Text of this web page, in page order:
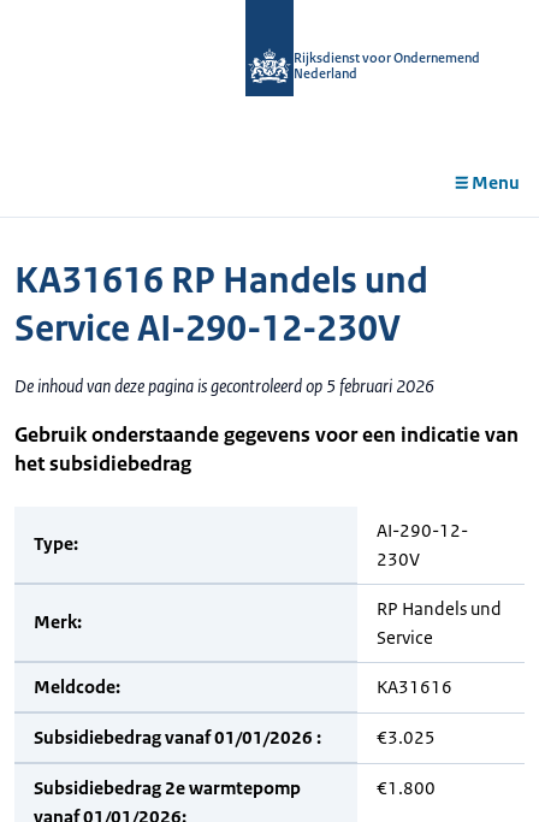
Rijksdienst voor Ondernemend
Nederland
Menu
KA31616 RP Handels und
Service AI-290-12-230V
De inhoud van deze pagina is gecontroleerd op 5 februari 2026
Gebruik onderstaande gegevens voor een indicatie van
het subsidiebedrag
Type:
AI-290-12-
230V
Merk:
RP Handels und
Service
Meldcode: KA31616
Subsidiebedrag vanaf 01/01/2026 : €3.025
Subsidiebedrag 2e warmtepomp
vanaf 01/01/2026:
€1.800